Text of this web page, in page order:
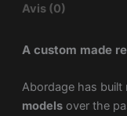
Avis (0)
A custom made
Abordage has built
modelsover the